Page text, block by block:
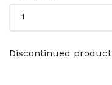
Discontinued product